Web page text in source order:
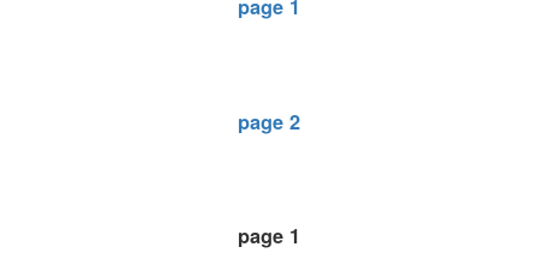
page 1
page 2
page 1